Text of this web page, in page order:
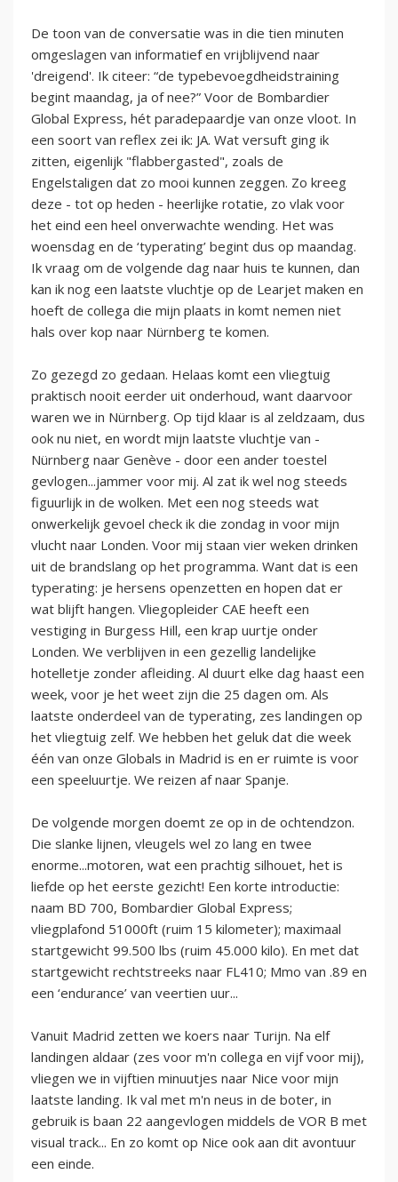
De toon van de conversatie was in die tien minuten
omgeslagen van informatief en vrijblijvend naar
'dreigend'. Ik citeer: “de typebevoegdheidstraining
begint maandag, ja of nee?” Voor de Bombardier
Global Express, hét paradepaardje van onze vloot. In
een soort van reflex zei ik: JA. Wat versuft ging ik
zitten, eigenlijk "flabbergasted", zoals de
Engelstaligen dat zo mooi kunnen zeggen. Zo kreeg
deze - tot op heden - heerlijke rotatie, zo vlak voor
het eind een heel onverwachte wending. Het was
woensdag en de ‘typerating’ begint dus op maandag.
Ik vraag om de volgende dag naar huis te kunnen, dan
kan ik nog een laatste vluchtje op de Learjet maken en
hoeft de collega die mijn plaats in komt nemen niet
hals over kop naar Nürnberg te komen.
Zo gezegd zo gedaan. Helaas komt een vliegtuig
praktisch nooit eerder uit onderhoud, want daarvoor
waren we in Nürnberg. Op tijd klaar is al zeldzaam, dus
ook nu niet, en wordt mijn laatste vluchtje van -
Nürnberg naar Genève - door een ander toestel
gevlogen...jammer voor mij. Al zat ik wel nog steeds
figuurlijk in de wolken.‬ Met een nog steeds wat
onwerkelijk gevoel check ik die zondag in voor mijn
vlucht naar Londen. Voor mij staan vier weken drinken
uit de brandslang op het programma. Want dat is een
typerating: je hersens openzetten en hopen dat er
wat blijft hangen. Vliegopleider CAE heeft een
vestiging in Burgess Hill, een krap uurtje onder
Londen. We verblijven in een gezellig landelijke
hotelletje zonder afleiding. Al duurt elke dag haast een
week, voor je het weet zijn die 25 dagen om. Als
laatste onderdeel van de typerating, zes landingen op
het vliegtuig zelf. We hebben het geluk dat die week
één van onze Globals in Madrid is en er ruimte is voor
een speeluurtje. We reizen af naar Spanje.
De volgende morgen doemt ze op in de ochtendzon.
Die slanke lijnen, vleugels wel zo lang en twee
enorme...motoren, wat een prachtig silhouet, het is
liefde op het eerste gezicht! Een korte introductie:
naam BD 700, Bombardier Global Express;
vliegplafond 51000ft (ruim 15 kilometer); maximaal
startgewicht 99.500 lbs (ruim 45.000 kilo). En met dat
startgewicht rechtstreeks naar FL410; Mmo van .89 en
een ‘endurance’ van veertien uur...
Vanuit Madrid zetten we koers naar Turijn. Na elf
landingen aldaar (zes voor m'n collega en vijf voor mij),
vliegen we in vijftien minuutjes naar Nice voor mijn
laatste landing. Ik val met m'n neus in de boter, in
gebruik is baan 22 aangevlogen middels de VOR B met
visual track... En zo komt op Nice ook aan dit avontuur
een einde.